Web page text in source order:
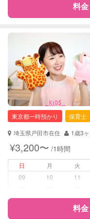
定期予約
お子様の撮影
（定期特典）
料
特徴 レ
サポートの特徴
資格
対応可能/特徴
東京都一時預かり 保育士
埼玉県戸田市在住
1歳3
¥3,200〜 /1時間
日 月 火
09
10 11
料